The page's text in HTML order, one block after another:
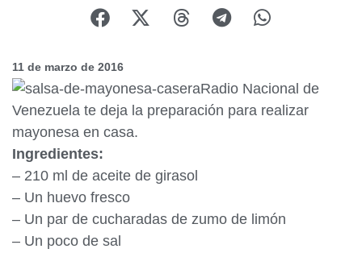
11 de marzo de 2016
Radio Nacional de
Venezuela te deja la preparación para realizar
mayonesa en casa.
Ingredientes:
– 210 ml de aceite de girasol
– Un huevo fresco
– Un par de cucharadas de zumo de limón
– Un poco de sal